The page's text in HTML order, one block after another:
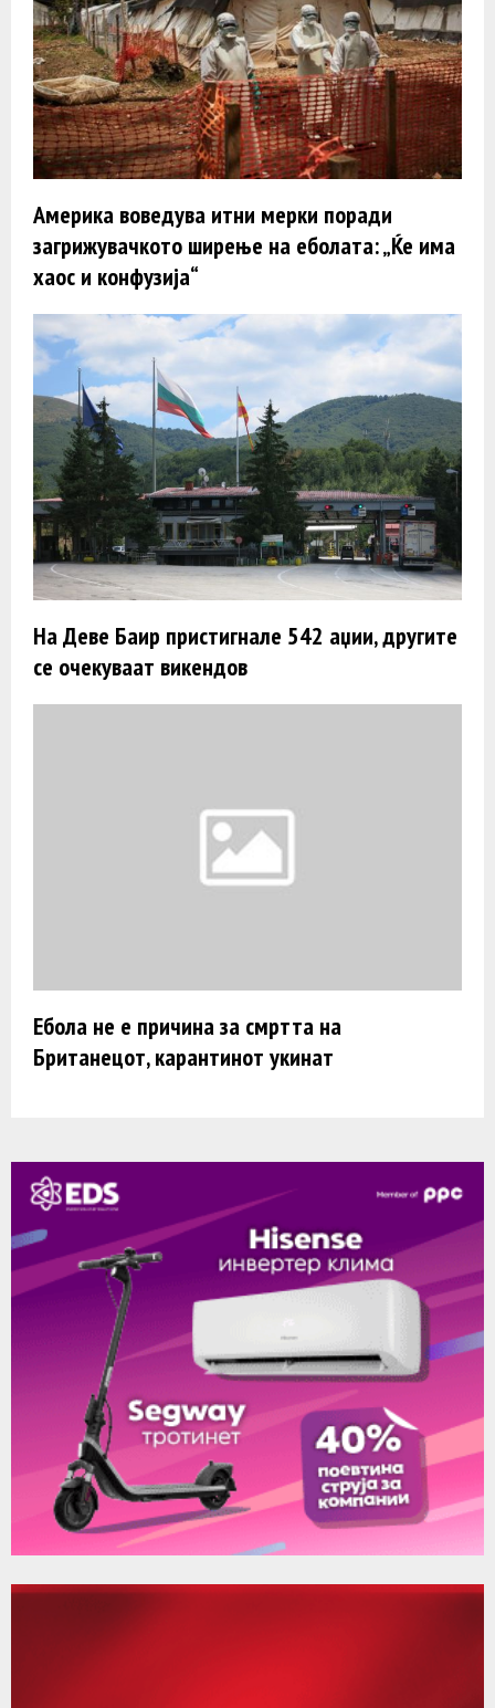
Америка воведува итни мерки поради
загрижувачкото ширење на еболата: „Ќе има
хаос и конфузија“
На Деве Баир пристигнале 542 аџии, другите
се очекуваат викендов
Ебола не е причина за смртта на
Британецот, карантинот укинат